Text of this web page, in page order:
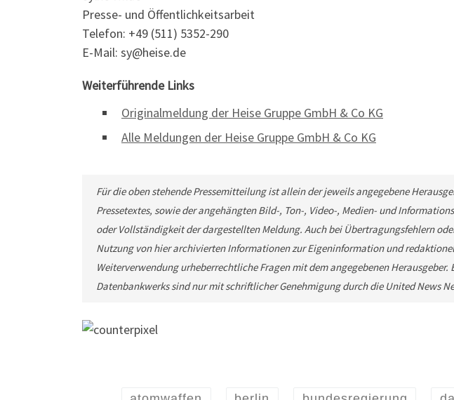
Presse- und Öffentlichkeitsarbeit
Telefon: +49 (511) 5352-290
E-Mail: sy@heise.de
Weiterführende Links
Originalmeldung der Heise Gruppe GmbH & Co KG
Alle Meldungen der Heise Gruppe GmbH & Co KG
Für die oben stehende Pressemitteilung ist allein der jeweils angegebene
Pressetextes, sowie der angehängten Bild-, Ton-, Video-, Medien- und
oder Vollständigkeit der dargestellten Meldung. Auch bei Übertragungsfehlern
Nutzung von hier archivierten Informationen zur Eigeninformation und
Weiterverwendung urheberrechtliche Fragen mit dem angegebenen
Datenbankwerks sind nur mit schriftlicher Genehmigung durch die United News